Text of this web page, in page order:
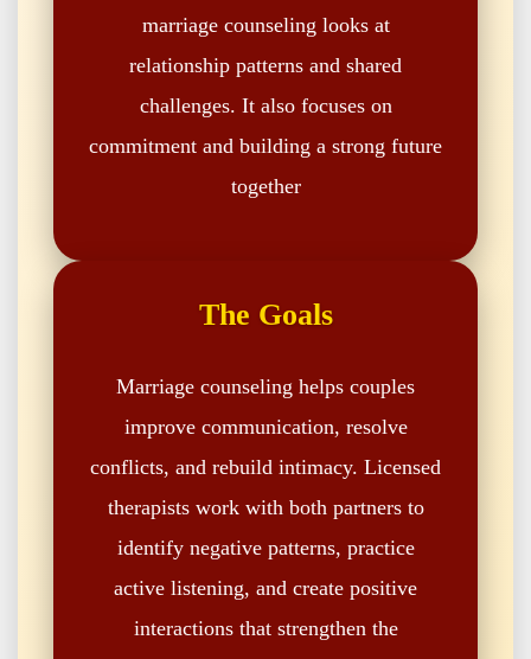
marriage counseling looks at
relationship patterns and shared
challenges. It also focuses on
commitment and building a strong future
together
The Goals
Marriage counseling helps couples
improve communication, resolve
conflicts, and rebuild intimacy. Licensed
therapists work with both partners to
identify negative patterns, practice
active listening, and create positive
interactions that strengthen the